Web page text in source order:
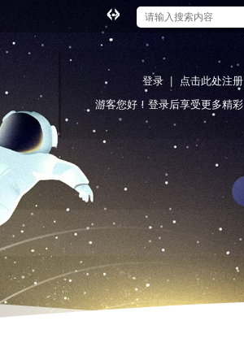
切
换
宽
版
登录
点击此处注册
游客您好！登录后享受更多精彩